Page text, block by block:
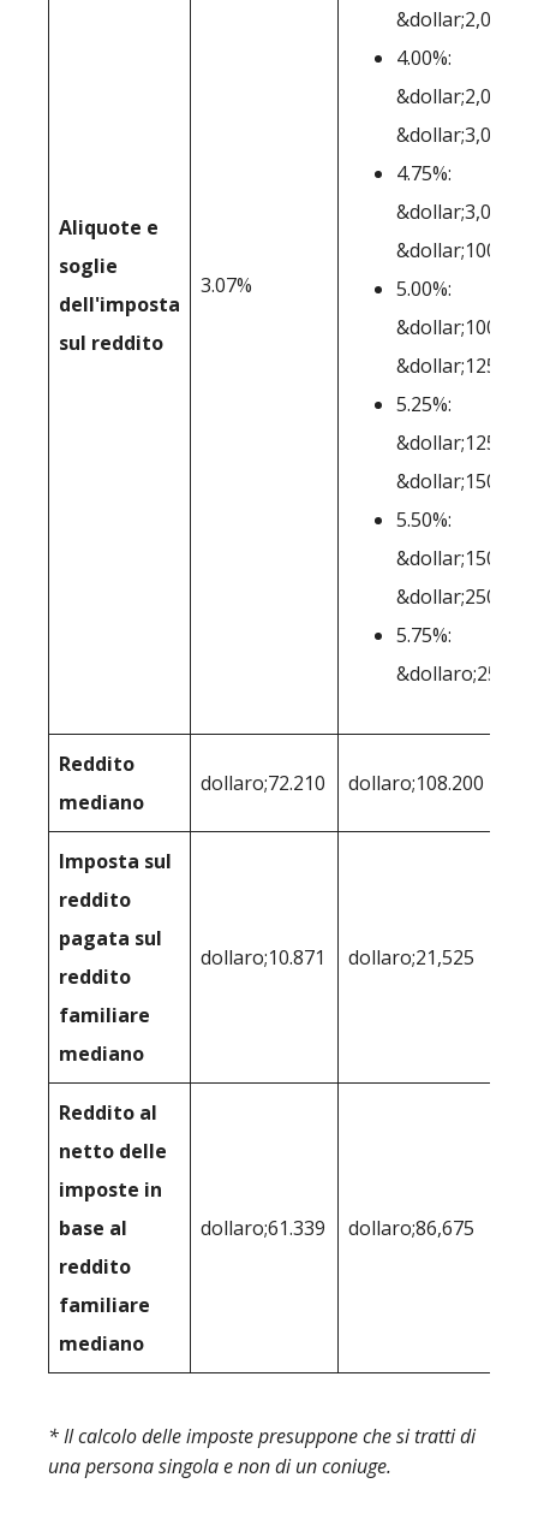
Aliquote e
soglie
dell'imposta
sul reddito
3.07%
&dollar;2,000
4.00%:
&dollar;2,001-
&dollar;3,000
4.75%:
&dollar;3,001-
&dollar;100,000
5.00%:
&dollar;125,000
5.25%:
&dollar;150,000
5.50%:
&dollar;250,000
5.75%:
Reddito
mediano
dollaro;72.210 dollaro;108.200
Imposta sul
reddito
pagata sul
reddito
familiare
mediano
dollaro;10.871 dollaro;21,525
Reddito al
netto delle
imposte in
base al
reddito
familiare
mediano
dollaro;61.339 dollaro;86,675
* Il calcolo delle imposte presuppone che si tratti di
una persona singola e non di un coniuge.